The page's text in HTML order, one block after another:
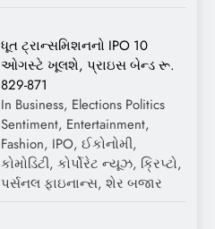
ધૂત ટ્રાન્સમિશનનો IPO 10
ઓગસ્ટે ખૂલશે, પ્રાઇસ બેન્ડ રૂ.
829-871
In Business, Elections Politics
Sentiment, Entertainment,
Fashion, IPO, ઈકોનોમી,
કોમોડિટી, કોર્પોરેટ ન્યૂઝ, ક્રિપ્ટો,
પર્સનલ ફાઇનાન્સ, શેર બજાર